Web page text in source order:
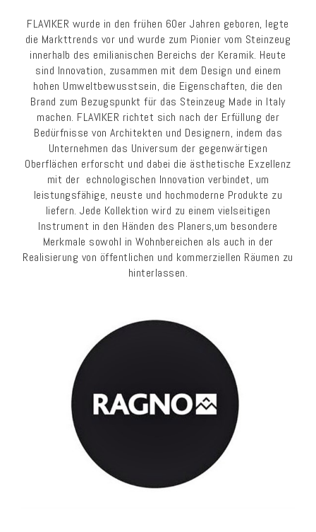
FLAVIKER wurde in den frühen 60er Jahren geboren, legte
die Markttrends vor und wurde zum Pionier vom Steinzeug
innerhalb des emilianischen Bereichs der Keramik. Heute
sind Innovation, zusammen mit dem Design und einem
hohen Umweltbewusstsein, die Eigenschaften, die den
Brand zum Bezugspunkt für das Steinzeug Made in Italy
machen. FLAVIKER richtet sich nach der Erfüllung der
Bedürfnisse von Architekten und Designern, indem das
Unternehmen das Universum der gegenwärtigen
Oberflächen erforscht und dabei die ästhetische Exzellenz
mit der echnologischen Innovation verbindet, um
leistungsfähige, neuste und hochmoderne Produkte zu
liefern. Jede Kollektion wird zu einem vielseitigen
Instrument in den Händen des Planers,um besondere
Merkmale sowohl in Wohnbereichen als auch in der
Realisierung von öffentlichen und kommerziellen Räumen zu
hinterlassen.